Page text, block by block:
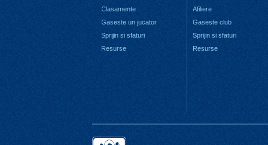
Clasamente
Gaseste un jucator
Sprijin si sfaturi
Resurse
Afiliere
Gaseste club
Sprijin si sfaturi
Resurse